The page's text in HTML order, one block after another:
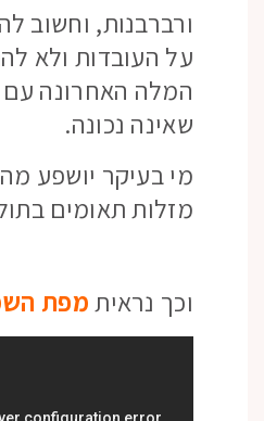
ורברבנות, וחשוב
על העובדות ולא
המלה האחרונה עם
שאינה נכונה.
מי בעיקר יושפע
מזלות תאומים
וכך נראיתמפת